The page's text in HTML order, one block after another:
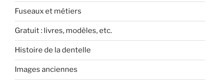
Fuseaux et métiers
Gratuit : livres, modèles, etc.
Histoire de la dentelle
Images anciennes